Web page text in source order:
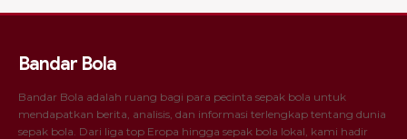
Bandar Bola
Bandar Bola adalah ruang bagi para pecinta sepak bola untuk
mendapatkan berita, analisis, dan informasi terlengkap tentang dunia
sepak bola. Dari liga top Eropa hingga sepak bola lokal, kami hadir